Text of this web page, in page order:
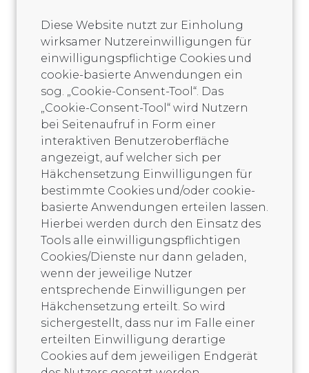
Diese Website nutzt zur Einholung
wirksamer Nutzereinwilligungen für
einwilligungspflichtige Cookies und
cookie-basierte Anwendungen ein
sog. „Cookie-Consent-Tool“. Das
„Cookie-Consent-Tool“ wird Nutzern
bei Seitenaufruf in Form einer
interaktiven Benutzeroberfläche
angezeigt, auf welcher sich per
Häkchensetzung Einwilligungen für
bestimmte Cookies und/oder cookie-
basierte Anwendungen erteilen lassen.
Hierbei werden durch den Einsatz des
Tools alle einwilligungspflichtigen
Cookies/Dienste nur dann geladen,
wenn der jeweilige Nutzer
entsprechende Einwilligungen per
Häkchensetzung erteilt. So wird
sichergestellt, dass nur im Falle einer
erteilten Einwilligung derartige
Cookies auf dem jeweiligen Endgerät